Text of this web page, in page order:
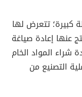
كبيرة؛ تتعرض لها
عنها إعادة صياغة
شراء المواد الخام
التصنيع من